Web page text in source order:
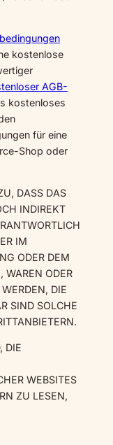
kostenlose
AGB-
kostenloses
für eine
Shop oder
DASS DAS
INDIREKT
IM
ODER DEM
WAREN ODER
DIE
SIND SOLCHE
DIE
WEBSITES
ZU LESEN,